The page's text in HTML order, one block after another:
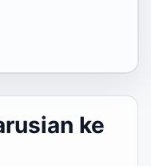
ke